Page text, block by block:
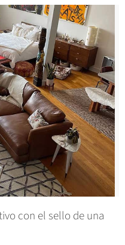
con el sello de una